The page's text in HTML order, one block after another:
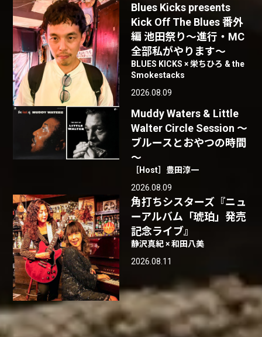
Blues Kicks presents
Kick Off The Blues 番外
編 池田祭り〜進行・MC
全部私がやります〜
BLUES KICKS × 栄ちひろ & the
Smokestacks
2026.08.09
Muddy Waters & Little
Walter Circle Session ～
ブルースとおやつの時間
～
［Host］豊田淳一
2026.08.09
角打ちシスターズ『ニュ
ーアルバム「琥珀」発売
記念ライブ』
静沢真紀 × 和田八美
2026.08.11